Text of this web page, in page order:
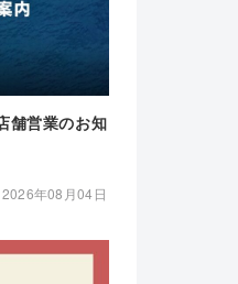
舗営業のお知
2026年08月04日